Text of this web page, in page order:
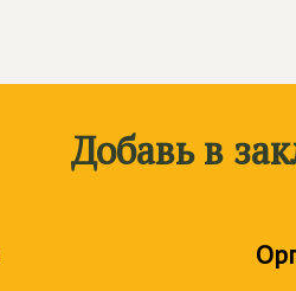
Добавь в